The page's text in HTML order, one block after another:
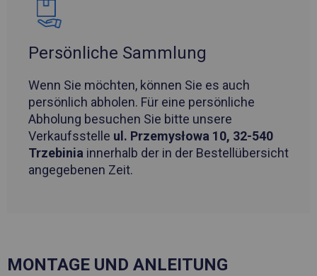
Persönliche Sammlung
Wenn Sie möchten, können Sie es auch
persönlich abholen. Für eine persönliche
Abholung besuchen Sie bitte unsere
Verkaufsstelle ul. Przemysłowa 10, 32-540
Trzebinia innerhalb der in der Bestellübersicht
angegebenen Zeit.
MONTAGE UND ANLEITUNG